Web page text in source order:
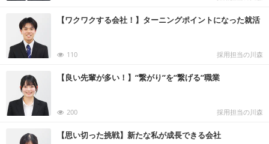
【ワクワクする会社！】ターニングポイントになった就活
110 採用担当の川森
【良い先輩が多い！】’’繋がり’’を’’繋げる’’職業
200 採用担当の川森
【思い切った挑戦】新たな私が成長できる会社